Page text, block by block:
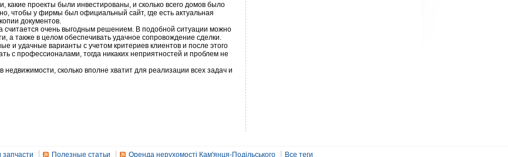
какие проекты были инвестированы, и сколько всего домов было
чтобы у фирмы был официальный сайт, где есть актуальная
документов.
считается очень выгодным решением. В подобной ситуации можно
а также в целом обеспечивать удачное сопровождение сделки.
и удачные варианты с учетом критериев клиентов и после этого
с профессионалами, тогда никаких неприятностей и проблем не
недвижимости, сколько вполне хватит для реализации всех задач и
Полезные статьи Оренда нерухомості Кам'янця-Подільського Все теги